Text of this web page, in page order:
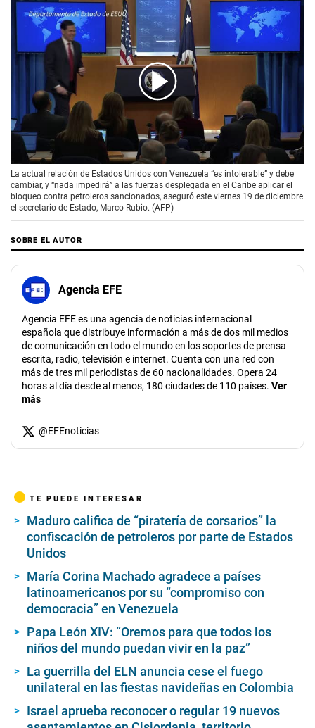
02:09
La actual relación de Estados Unidos con Venezuela “es intolerable” y debe
cambiar, y “nada impedirá” a las fuerzas desplegada en el Caribe aplicar el
bloqueo contra petroleros sancionados, aseguró este viernes 19 de diciembre
el secretario de Estado, Marco Rubio. (AFP)
SOBRE EL AUTOR
Agencia EFE
Agencia EFE es una agencia de noticias internacional
española que distribuye información a más de dos mil medios
de comunicación en todo el mundo en los soportes de prensa
escrita, radio, televisión e internet. Cuenta con una red con
más de tres mil periodistas de 60 nacionalidades. Opera 24
horas al día desde al menos, 180 ciudades de 110 países. Ver
más
@EFEnoticias
TE PUEDE INTERESAR
Maduro califica de “piratería de corsarios” la
confiscación de petroleros por parte de Estados
Unidos
María Corina Machado agradece a países
latinoamericanos por su “compromiso con
democracia” en Venezuela
Papa León XIV: “Oremos para que todos los
niños del mundo puedan vivir en la paz”
La guerrilla del ELN anuncia cese el fuego
unilateral en las fiestas navideñas en Colombia
Israel aprueba reconocer o regular 19 nuevos